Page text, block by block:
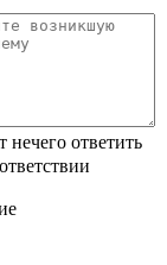
ответить